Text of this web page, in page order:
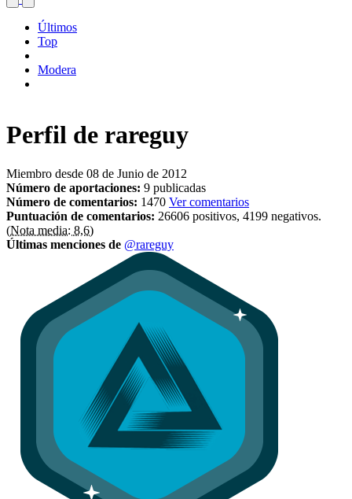
Últimos
Top
Modera
Perfil de rareguy
Miembro desde 08 de Junio de 2012
Número de aportaciones: 9 publicadas
Número de comentarios: 1470 Ver comentarios
Puntuación de comentarios: 26606 positivos, 4199 negativos.
(Nota media: 8,6)
Últimas menciones de @rareguy